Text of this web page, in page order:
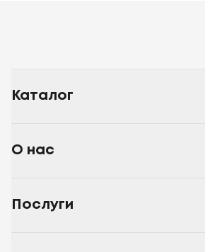
Каталог
О нас
Послуги